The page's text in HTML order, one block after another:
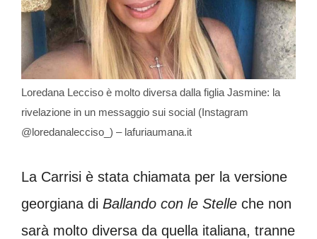
Loredana Lecciso è molto diversa dalla figlia Jasmine: la
rivelazione in un messaggio sui social (Instagram
@loredanalecciso_) – lafuriaumana.it
La Carrisi è stata chiamata per la versione
georgiana di Ballando con le Stelle che non
sarà molto diversa da quella italiana, tranne